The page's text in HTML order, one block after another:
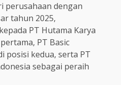
perusahaan dengan
tahun 2025,
PT Hutama Karya
PT Basic
posisi kedua, serta PT
sebagai peraih